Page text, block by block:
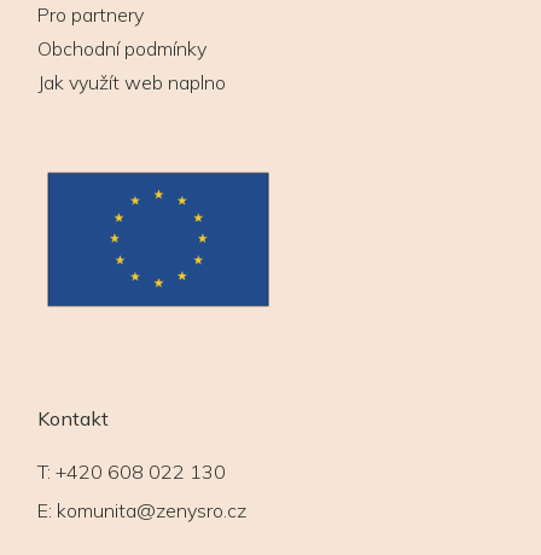
Pro partnery
Obchodní podmínky
Jak využít web naplno
Kontakt
T: +420 608 022 130
E: komunita@zenysro.cz